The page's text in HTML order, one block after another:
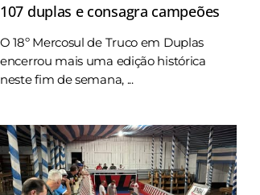
107 duplas e consagra campeões
O 18º Mercosul de Truco em Duplas
encerrou mais uma edição histórica
neste fim de semana, ...